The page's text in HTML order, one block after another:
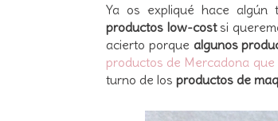
Ya os expliqué hace algún
productos low-costsi
acierto porque algunos
productos de Mercadona que
turno de los productos de